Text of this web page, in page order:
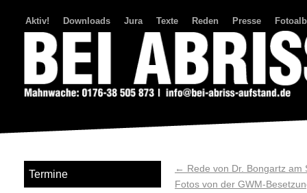
Aktiv! Downloads Jura Texte Reden Presse
← Rede von Dr. Bongartz am
Fotos von der GWM-
Termine